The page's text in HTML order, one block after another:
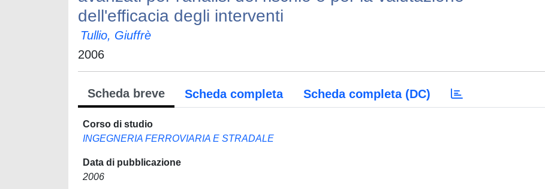
dell'efficacia degli interventi
Tullio, Giuffrè
2006
Scheda breve Scheda completa Scheda completa (DC)
Corso di studio
INGEGNERIA FERROVIARIA E STRADALE
Data di pubblicazione
2006